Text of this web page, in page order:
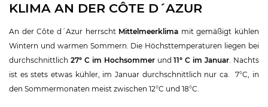
KLIMA AN DER CÔTE D´AZUR
An der Côte d´Azur herrscht Mittelmeerklima mit gemäßigt kühlen
Wintern und warmen Sommern. Die Höchsttemperaturen liegen bei
durchschnittlich 27° C im Hochsommerund11° C im Januar. Nachts
ist es stets etwas kühler, im Januar durchschnittlich nur ca. 7°C, in
den Sommermonaten meist zwischen 12°C und 18°C.